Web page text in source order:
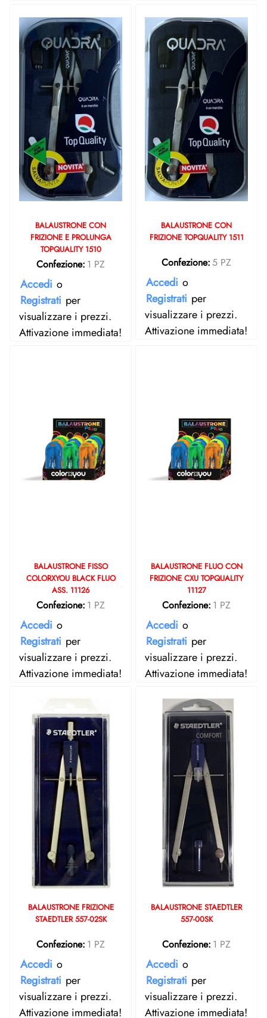
BALAUSTRONE CON
FRIZIONE E PROLUNGA
TOPQUALITY 1510
Confezione: 1 PZ
Accedi o
Registrati per
visualizzare i prezzi.
Attivazione immediata!
BALAUSTRONE CON
FRIZIONE TOPQUALITY 1511
Confezione: 5 PZ
Accedi o
Registrati per
visualizzare i prezzi.
Attivazione immediata!
BALAUSTRONE FISSO
COLORXYOU BLACK FLUO
ASS. 11126
Confezione: 1 PZ
Accedi o
Registrati per
visualizzare i prezzi.
Attivazione immediata!
BALAUSTRONE FLUO CON
FRIZIONE CXU TOPQUALITY
11127
Confezione: 1 PZ
Accedi o
Registrati per
visualizzare i prezzi.
Attivazione immediata!
BALAUSTRONE FRIZIONE
STAEDTLER 557-02SK
Confezione: 1 PZ
Accedi o
Registrati per
visualizzare i prezzi.
Attivazione immediata!
BALAUSTRONE STAEDTLER
557-00SK
Confezione: 1 PZ
Accedi o
Registrati per
visualizzare i prezzi.
Attivazione immediata!